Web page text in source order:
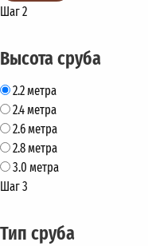
Шаг 2
Высота сруба
2.2 метра
2.4 метра
2.6 метра
2.8 метра
3.0 метра
Шаг 3
Тип сруба